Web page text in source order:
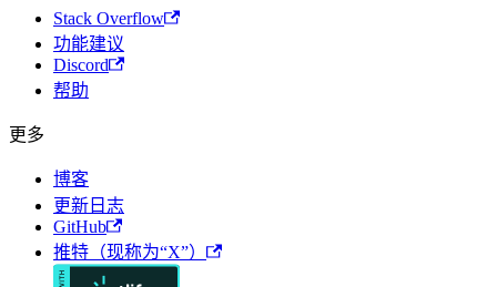
Stack Overflow
功能建议
Discord
帮助
更多
博客
更新日志
GitHub
推特（现称为“X”）